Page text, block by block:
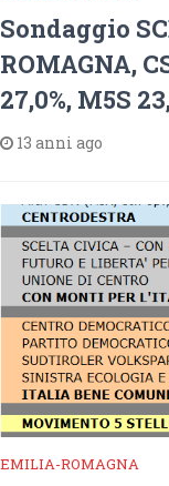
Sondaggio
ROMAGNA,
27,0%, M5S
13 anni ago
EMILIA-ROMAGNA